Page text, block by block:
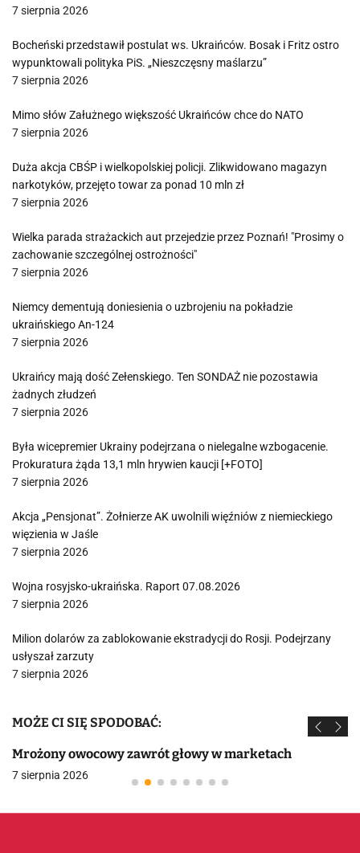
7 sierpnia 2026
Bocheński przedstawił postulat ws. Ukraińców. Bosak i Fritz ostro
wypunktowali polityka PiS. „Nieszczęsny maślarzu”
7 sierpnia 2026
Mimo słów Załużnego większość Ukraińców chce do NATO
7 sierpnia 2026
Duża akcja CBŚP i wielkopolskiej policji. Zlikwidowano magazyn
narkotyków, przejęto towar za ponad 10 mln zł
7 sierpnia 2026
Wielka parada strażackich aut przejedzie przez Poznań! "Prosimy o
zachowanie szczególnej ostrożności"
7 sierpnia 2026
Niemcy dementują doniesienia o uzbrojeniu na pokładzie
ukraińskiego An-124
7 sierpnia 2026
Ukraińcy mają dość Zełenskiego. Ten SONDAŻ nie pozostawia
żadnych złudzeń
7 sierpnia 2026
Była wicepremier Ukrainy podejrzana o nielegalne wzbogacenie.
Prokuratura żąda 13,1 mln hrywien kaucji [+FOTO]
7 sierpnia 2026
Akcja „Pensjonat”. Żołnierze AK uwolnili więźniów z niemieckiego
więzienia w Jaśle
7 sierpnia 2026
Wojna rosyjsko-ukraińska. Raport 07.08.2026
7 sierpnia 2026
Milion dolarów za zablokowanie ekstradycji do Rosji. Podejrzany
usłyszał zarzuty
7 sierpnia 2026
MOŻE CI SIĘ SPODOBAĆ:
Mrożony owocowy zawrót głowy w marketach
7 sierpnia 2026